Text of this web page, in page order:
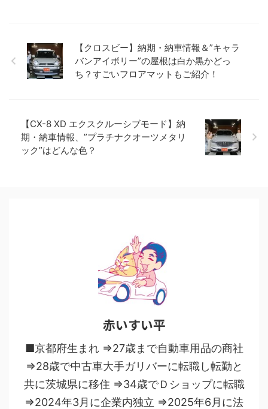
【クロスビー】納期・納車情報＆”キャラ
バンアイボリー”の屋根は白か黒かどっ
ち？すごいフロアマットもご紹介！
【CX-8 XD エクスクルーシブモード】納
期・納車情報、”プラチナクオーツメタリ
ック”はどんな色？
赤いすい平
■京都府生まれ ⇒27歳まで自動車用品の商社
⇒28歳で中古車大手ガリバーに転職し転勤と
共に茨城県に移住 ⇒34歳でＤショップに転職
⇒2024年3月に企業内独立 ⇒2025年6月に法